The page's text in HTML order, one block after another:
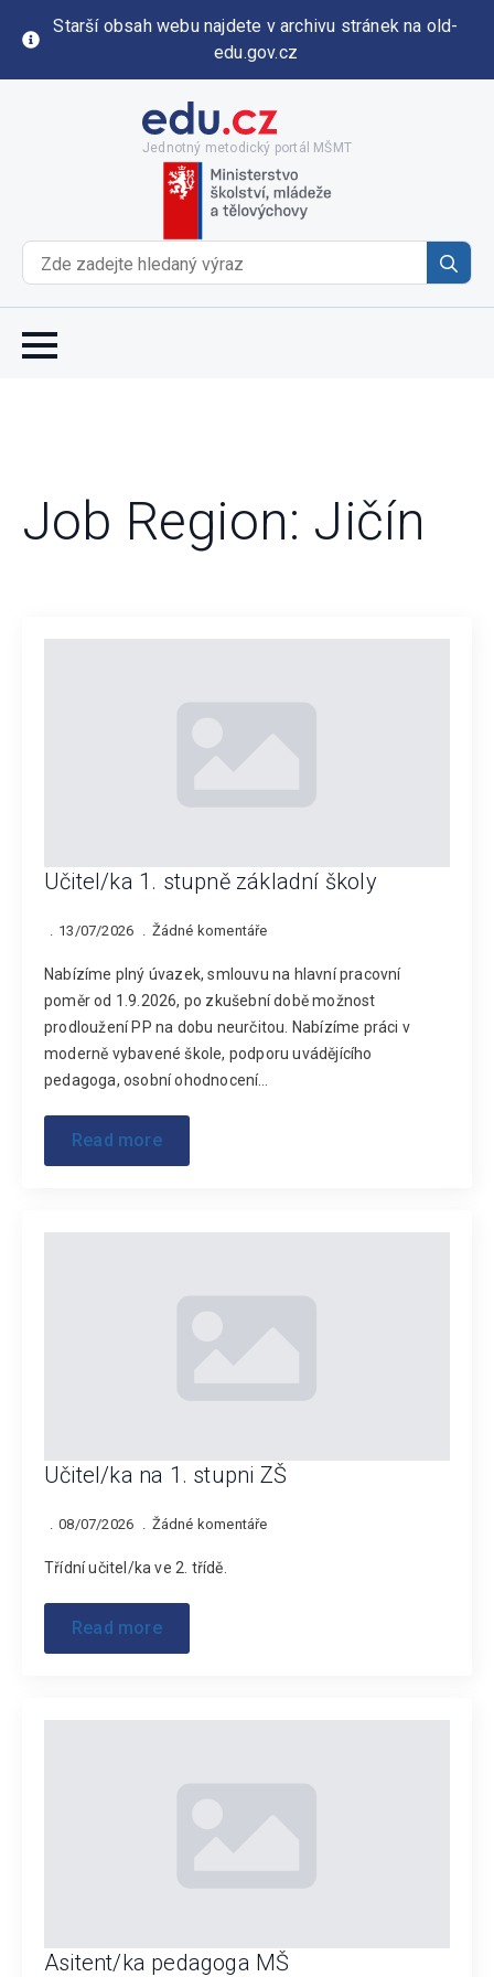
Starší obsah webu najdete v archivu stránek na old-
edu.gov.cz
Jednotný metodický portál MŠMT
for:
Job Region: Jičín
Učitel/ka 1. stupně základní školy
13/07/2026 Žádné komentáře
Nabízíme plný úvazek, smlouvu na hlavní pracovní
poměr od 1.9.2026, po zkušební době možnost
prodloužení PP na dobu neurčitou. Nabízíme práci v
moderně vybavené škole, podporu uvádějícího
pedagoga, osobní ohodnocení…
Read more
Učitel/ka na 1. stupni ZŠ
08/07/2026 Žádné komentáře
Třídní učitel/ka ve 2. třídě.
Read more
Asitent/ka pedagoga MŠ